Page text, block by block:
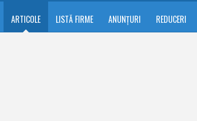
ARTICOLE LISTĂ FIRME ANUNȚURI REDUCERI